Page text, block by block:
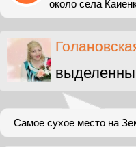
около села
Самое сухое место на